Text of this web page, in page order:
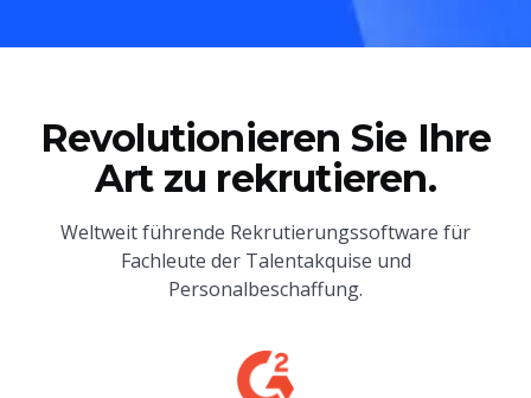
Revolutionieren Sie Ihre
Art zu rekrutieren.
Weltweit führende Rekrutierungssoftware für
Fachleute der Talentakquise und
Personalbeschaffung.